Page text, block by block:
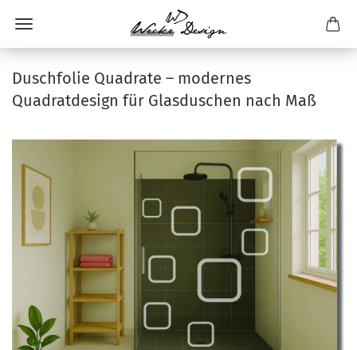
Duschfolie Quadrate – modernes
Quadratdesign für Glasduschen nach Maß